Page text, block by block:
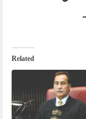
Related